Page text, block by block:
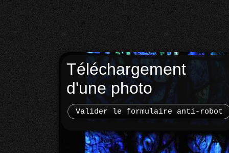
Téléchargement
d'une photo